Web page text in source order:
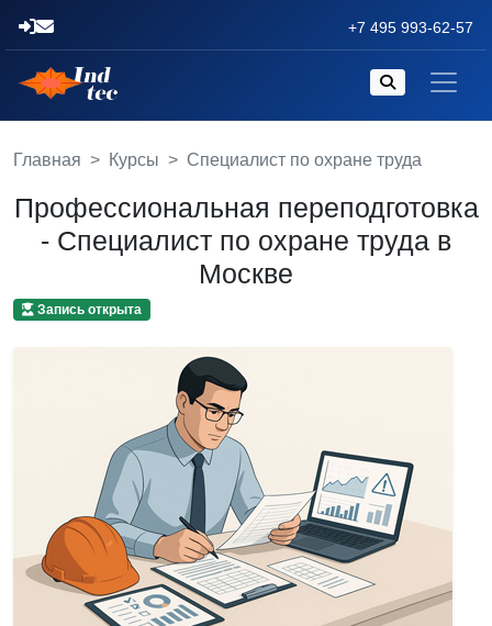
+7 495 993-62-57
Главная Курсы Специалист по охране труда
Профессиональная переподготовка
- Специалист по охране труда в
Москве
Запись открыта